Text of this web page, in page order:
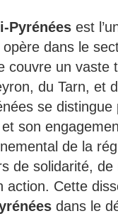
Pyrénéesest
dans le
couvre un vaste
du Tarn, et
se
son
de la
de solidarité,
Cette
dans le